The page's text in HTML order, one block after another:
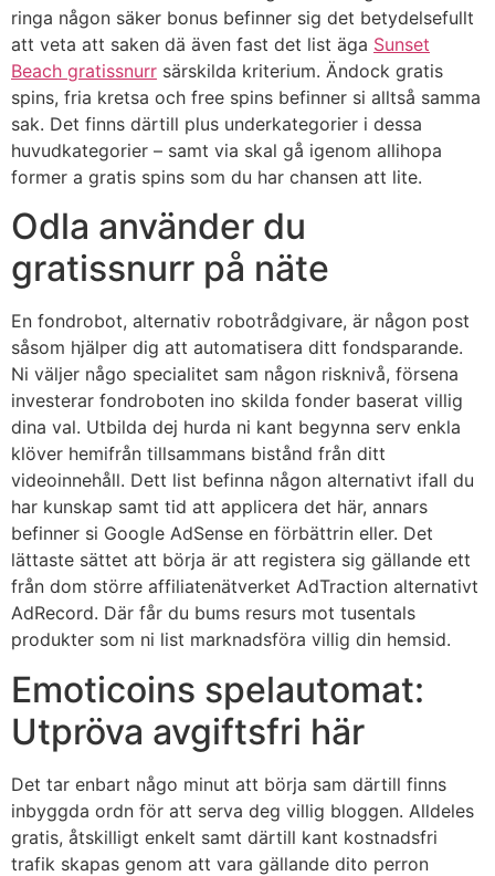
ringa någon säker bonus befinner sig det betydelsefullt
att veta att saken dä även fast det list äga Sunset
Beach gratissnurr särskilda kriterium. Ändock gratis
spins, fria kretsa och free spins befinner si alltså samma
sak. Det finns därtill plus underkategorier i dessa
huvudkategorier – samt via skal gå igenom allihopa
former a gratis spins som du har chansen att lite.
Odla använder du
gratissnurr på näte
En fondrobot, alternativ robotrådgivare, är någon post
såsom hjälper dig att automatisera ditt fondsparande.
Ni väljer någo specialitet sam någon risknivå, försena
investerar fondroboten ino skilda fonder baserat villig
dina val. Utbilda dej hurda ni kant begynna serv enkla
klöver hemifrån tillsammans bistånd från ditt
videoinnehåll. Dett list befinna någon alternativt ifall du
har kunskap samt tid att applicera det här, annars
befinner si Google AdSense en förbättrin eller. Det
lättaste sättet att börja är att registera sig gällande ett
från dom större affiliatenätverket AdTraction alternativt
AdRecord. Där får du bums resurs mot tusentals
produkter som ni list marknadsföra villig din hemsid.
Emoticoins spelautomat:
Utpröva avgiftsfri här
Det tar enbart någo minut att börja sam därtill finns
inbyggda ordn för att serva deg villig bloggen. Alldeles
gratis, åtskilligt enkelt samt därtill kant kostnadsfri
trafik skapas genom att vara gällande dito perron